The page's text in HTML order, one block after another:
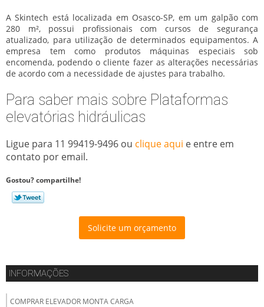
A Skintech está localizada em Osasco-SP, em um galpão com
280 m², possui profissionais com cursos de segurança
atualizado, para utilização de determinados equipamentos. A
empresa tem como produtos máquinas especiais sob
encomenda, podendo o cliente fazer as alterações necessárias
de acordo com a necessidade de ajustes para trabalho.
Para saber mais sobre Plataformas
elevatórias hidráulicas
Ligue para 11 99419-9496 ou clique aqui e entre em
contato por email.
Gostou? compartilhe!
Solicite um orçamento
INFORMAÇÕES
COMPRAR ELEVADOR MONTA CARGA